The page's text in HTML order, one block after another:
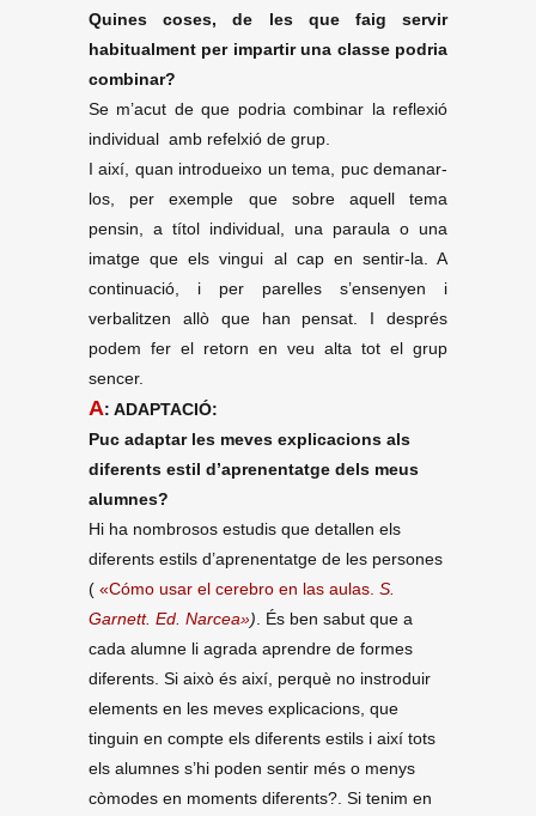
Quines coses, de les que faig servir
habitualment per impartir una classe podria
combinar?
Se m’acut de que podria combinar la reflexió
individual amb refelxió de grup.
I així, quan introdueixo un tema, puc demanar-
los, per exemple que sobre aquell tema
pensin, a títol individual, una paraula o una
imatge que els vingui al cap en sentir-la. A
continuació, i per parelles s’ensenyen i
verbalitzen allò que han pensat. I després
podem fer el retorn en veu alta tot el grup
sencer.
A: ADAPTACIÓ:
Puc adaptar les meves explicacions als
diferents estil d’aprenentatge dels meus
alumnes?
Hi ha nombrosos estudis que detallen els
diferents estils d’aprenentatge de les persones
( «Cómo usar el cerebro en las aulas. S.
Garnett. Ed. Narcea») . És ben sabut que a
cada alumne li agrada aprendre de formes
diferents. Si això és així, perquè no instroduir
elements en les meves explicacions, que
tinguin en compte els diferents estils i així tots
els alumnes s’hi poden sentir més o menys
còmodes en moments diferents?. Si tenim en